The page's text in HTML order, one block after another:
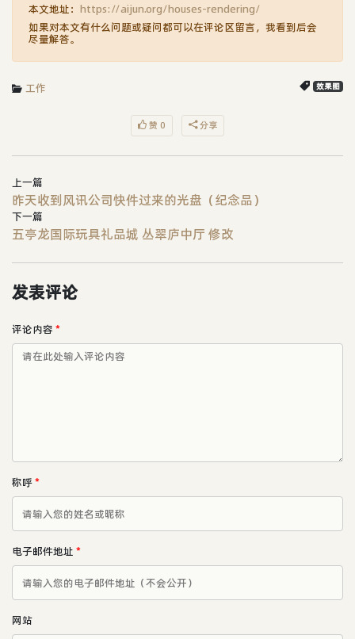
本文地址： https://aijun.org/houses-rendering/
如果对本文有什么问题或疑问都可以在评论区留言，我看到后会
尽量解答。
工作 效果图
赞 0 分享
上一篇
昨天收到风讯公司快件过来的光盘（纪念品）
下一篇
五亭龙国际玩具礼品城 丛翠庐中厅 修改
发表评论
评论内容 *
称呼*
电子邮件地址 *
网站